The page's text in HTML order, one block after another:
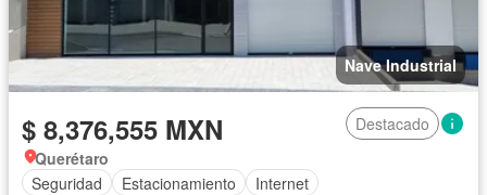
Nave Industrial
$ 8,376,555 MXN
Destacado
Querétaro
Seguridad
Estacionamiento
Internet